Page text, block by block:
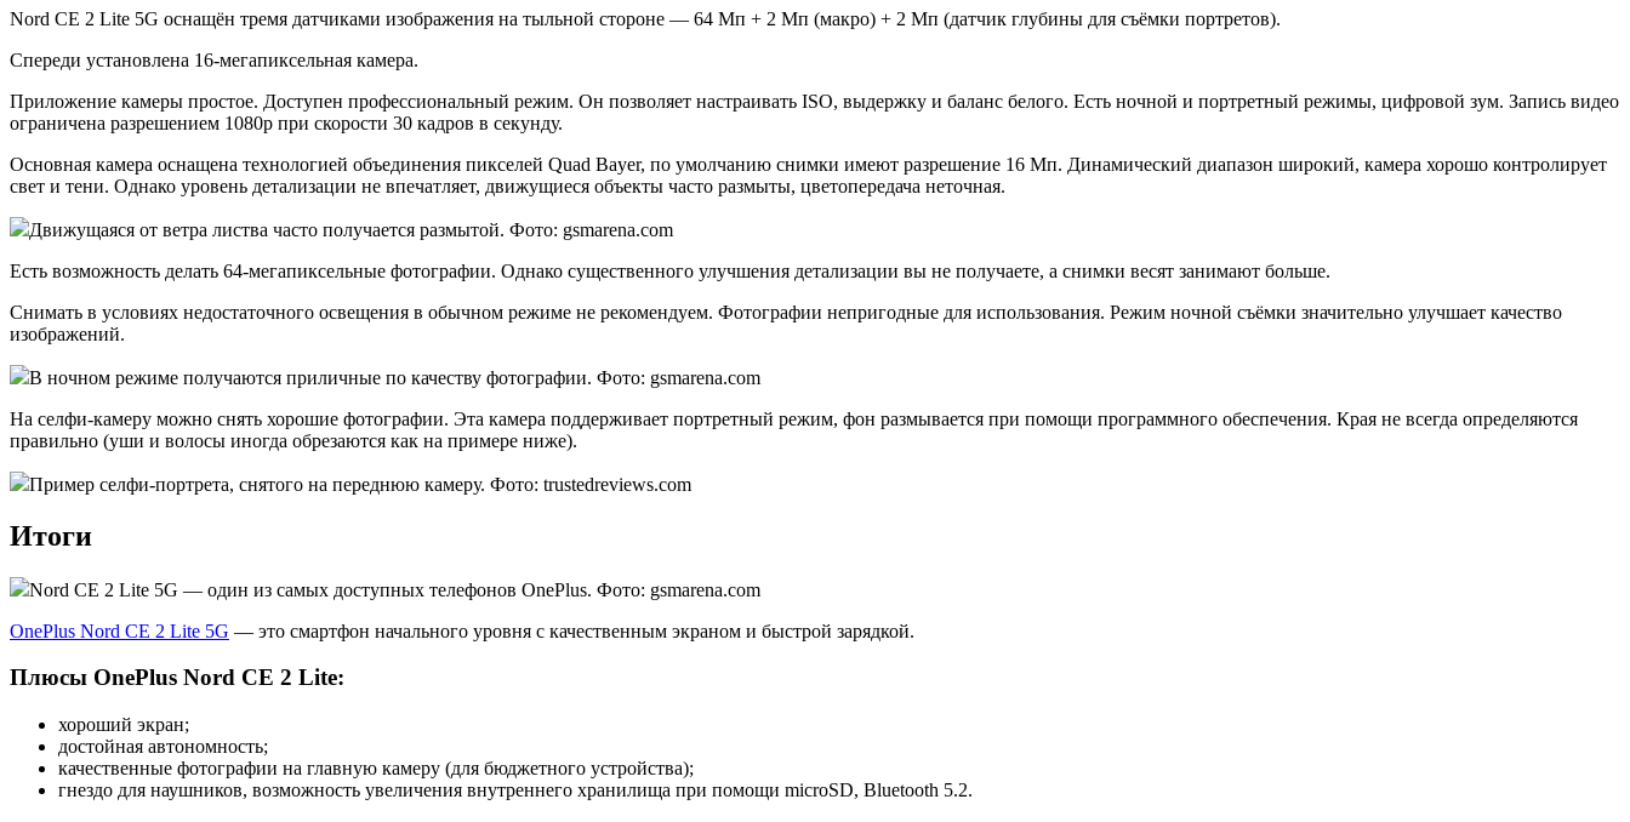
Nord CE 2 Lite 5G оснащён тремя датчиками изображения на тыльной стороне — 64 Мп + 2 Мп (макро) + 2 Мп (датчик глубины для съёмки портретов).
Спереди установлена 16-мегапиксельная камера.
Приложение камеры простое. Доступен профессиональный режим. Он позволяет настраивать ISO, выдержку и баланс белого. Есть ночной и портретный режимы, цифровой зум. Запись видео
ограничена разрешением 1080p при скорости 30 кадров в секунду.
Основная камера оснащена технологией объединения пикселей Quad Bayer, по умолчанию снимки имеют разрешение 16 Мп. Динамический диапазон широкий, камера хорошо контролирует
свет и тени. Однако уровень детализации не впечатляет, движущиеся объекты часто размыты, цветопередача неточная.
Движущаяся от ветра листва часто получается размытой. Фото: gsmarena.com
Есть возможность делать 64-мегапиксельные фотографии. Однако существенного улучшения детализации вы не получаете, а снимки весят занимают больше.
Снимать в условиях недостаточного освещения в обычном режиме не рекомендуем. Фотографии непригодные для использования. Режим ночной съёмки значительно улучшает качество
изображений.
В ночном режиме получаются приличные по качеству фотографии. Фото: gsmarena.com
На селфи-камеру можно снять хорошие фотографии. Эта камера поддерживает портретный режим, фон размывается при помощи программного обеспечения. Края не всегда определяются
правильно (уши и волосы иногда обрезаются как на примере ниже).
Пример селфи-портрета, снятого на переднюю камеру. Фото: trustedreviews.com
Итоги
Nord CE 2 Lite 5G — один из самых доступных телефонов OnePlus. Фото: gsmarena.com
OnePlus Nord CE 2 Lite 5G — это смартфон начального уровня с качественным экраном и быстрой зарядкой.
Плюсы OnePlus Nord CE 2 Lite:
хороший экран;
достойная автономность;
качественные фотографии на главную камеру (для бюджетного устройства);
гнездо для наушников, возможность увеличения внутреннего хранилища при помощи microSD, Bluetooth 5.2.